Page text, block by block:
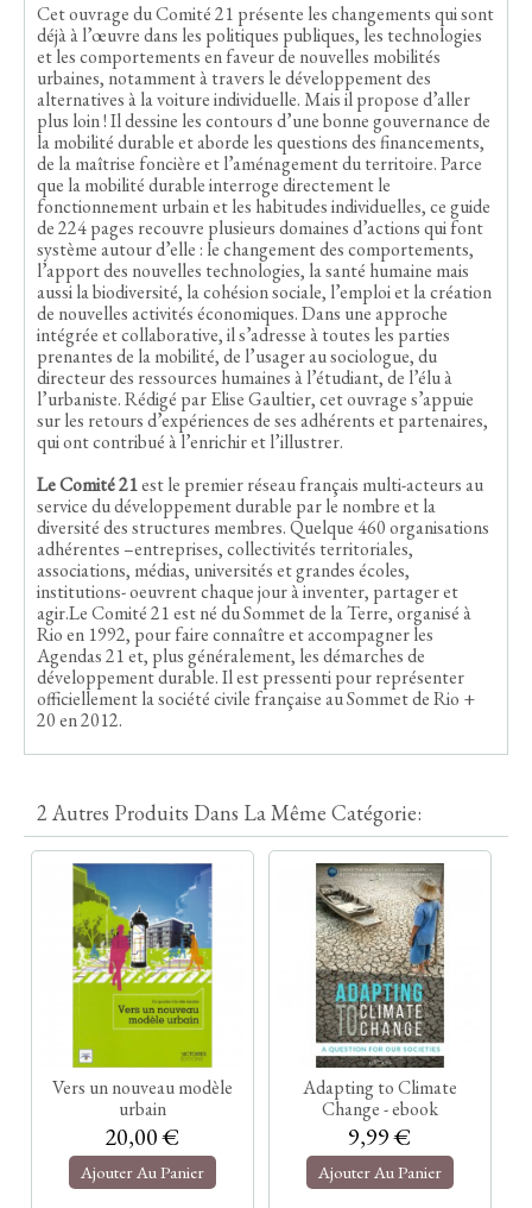
Cet ouvrage du Comité 21 présente les changements qui sont
déjà à l’œuvre dans les politiques publiques, les technologies
et les comportements en faveur de nouvelles mobilités
urbaines, notamment à travers le développement des
alternatives à la voiture individuelle. Mais il propose d’aller
plus loin ! Il dessine les contours d’une bonne gouvernance de
la mobilité durable et aborde les questions des financements,
de la maîtrise foncière et l’aménagement du territoire. Parce
que la mobilité durable interroge directement le
fonctionnement urbain et les habitudes individuelles, ce guide
de 224 pages recouvre plusieurs domaines d’actions qui font
système autour d’elle : le changement des comportements,
l’apport des nouvelles technologies, la santé humaine mais
aussi la biodiversité, la cohésion sociale, l’emploi et la création
de nouvelles activités économiques. Dans une approche
intégrée et collaborative, il s’adresse à toutes les parties
prenantes de la mobilité, de l’usager au sociologue, du
directeur des ressources humaines à l’étudiant, de l’élu à
l’urbaniste. Rédigé par Elise Gaultier, cet ouvrage s’appuie
sur les retours d’expériences de ses adhérents et partenaires,
qui ont contribué à l’enrichir et l’illustrer.
Le Comité 21est le premier réseau français multi-acteurs au
service du développement durable par le nombre et la
diversité des structures membres. Quelque 460 organisations
adhérentes –entreprises, collectivités territoriales,
associations, médias, universités et grandes écoles,
institutions- oeuvrent chaque jour à inventer, partager et
agir.Le Comité 21 est né du Sommet de la Terre, organisé à
Rio en 1992, pour faire connaître et accompagner les
Agendas 21 et, plus généralement, les démarches de
développement durable. Il est pressenti pour représenter
officiellement la société civile française au Sommet de Rio +
20 en 2012.
2 Autres Produits Dans La Même Catégorie:
Vers un nouveau modèle
urbain
20,00 €
Ajouter Au Panier
Adapting to Climate
Change - ebook
9,99 €
Ajouter Au Panier